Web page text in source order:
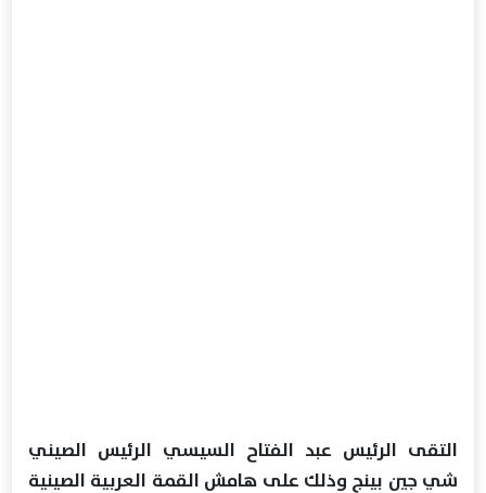
التقى الرئيس عبد الفتاح السيسي الرئيس الصيني
شي جين بينج وذلك على هامش القمة العربية الصينية